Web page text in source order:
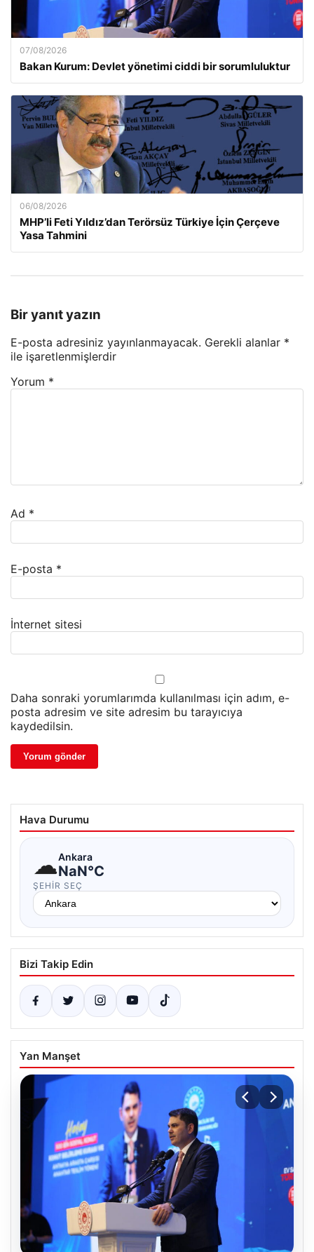
07/08/2026
Bakan Kurum: Devlet yönetimi ciddi bir sorumluluktur
06/08/2026
MHP’li Feti Yıldız’dan Terörsüz Türkiye İçin Çerçeve
Yasa Tahmini
Bir yanıt yazın
E-posta adresiniz yayınlanmayacak. Gerekli alanlar *
ile işaretlenmişlerdir
Yorum *
Ad *
E-posta *
İnternet sitesi
Daha sonraki yorumlarımda kullanılması için adım, e-
posta adresim ve site adresim bu tarayıcıya
kaydedilsin.
Hava Durumu
☁Ankara
NaN°C
ŞEHIR SEÇ
Bizi Takip Edin
Yan Manşet